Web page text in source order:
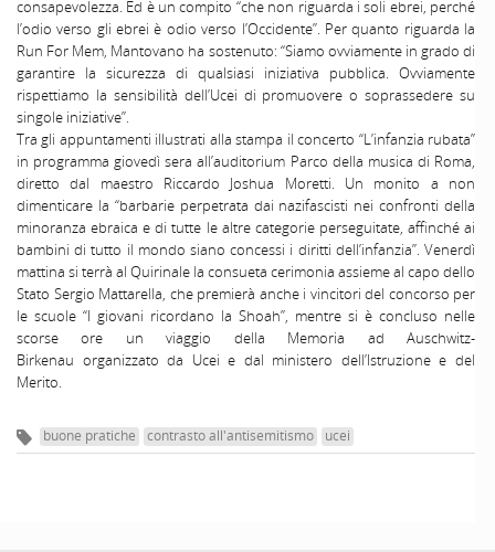
consapevolezza. Ed è un compito “che non riguarda i soli ebrei, perché
l’odio verso gli ebrei è odio verso l’Occidente”. Per quanto riguarda la
Run For Mem, Mantovano ha sostenuto: “Siamo ovviamente in grado di
garantire la sicurezza di qualsiasi iniziativa pubblica. Ovviamente
rispettiamo la sensibilità dell’Ucei di promuovere o soprassedere su
singole iniziative”.
Tra gli appuntamenti illustrati alla stampa il concerto “L’infanzia rubata”
in programma giovedì sera all’auditorium Parco della musica di Roma,
diretto dal maestro Riccardo Joshua Moretti. Un monito a non
dimenticare la “barbarie perpetrata dai nazifascisti nei confronti della
minoranza ebraica e di tutte le altre categorie perseguitate, affinché ai
bambini di tutto il mondo siano concessi i diritti dell’infanzia”. Venerdì
mattina si terrà al Quirinale la consueta cerimonia assieme al capo dello
Stato Sergio Mattarella, che premierà anche i vincitori del concorso per
le scuole “I giovani ricordano la Shoah”, mentre si è concluso nelle
scorse ore un viaggio della Memoria ad Auschwitz-
Birkenau organizzato da Ucei e dal ministero dell’Istruzione e del
Merito.
buone pratiche contrasto all'antisemitismo ucei